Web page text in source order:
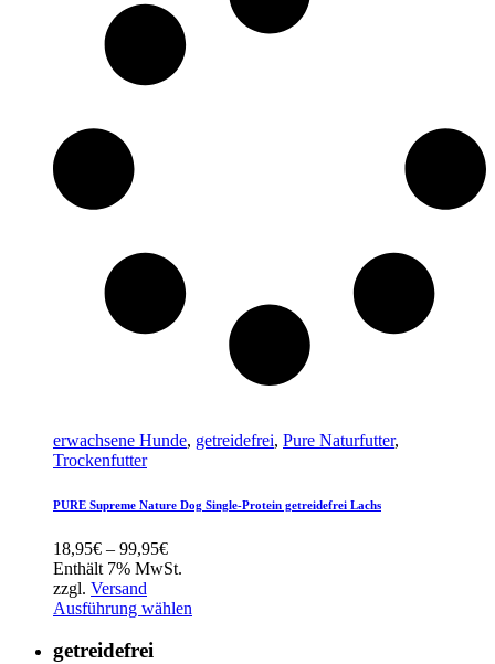
erwachsene Hunde, getreidefrei, Pure Naturfutter,
Trockenfutter
PURE Supreme Nature Dog Single-Protein getreidefrei Lachs
18,95€ – 99,95€Preisspanne:
18,95€
99,95€
Enthält 7% MwSt.
zzgl. Versand
Ausführung wählen
getreidefrei